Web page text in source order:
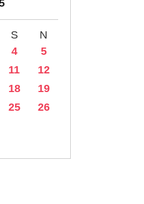
S
N
4
5
11
12
18
19
25
26